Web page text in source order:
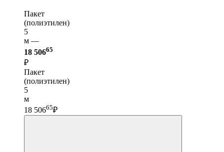
Пакет
(полиэтилен)
5
м —
18 50665
₽
Пакет
(полиэтилен)
5
м
18 50665₽